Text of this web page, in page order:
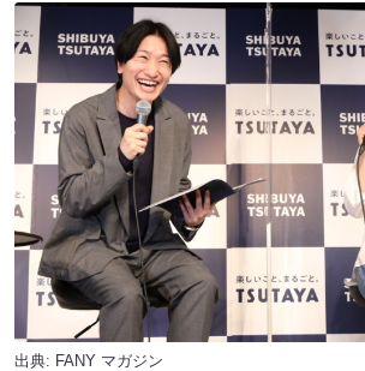
出典: FANY マガジン